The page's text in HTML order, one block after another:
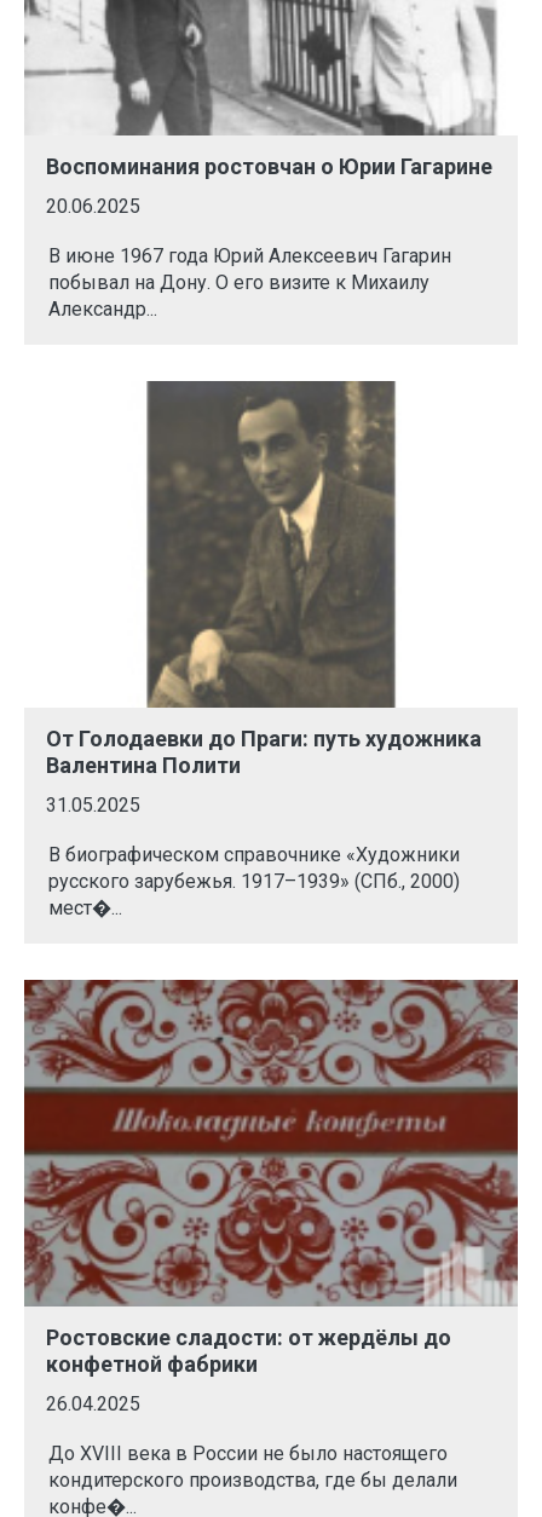
Воспоминания ростовчан о Юрии Гагарине
20.06.2025
В июне 1967 года Юрий Алексеевич Гагарин
побывал на Дону. О его визите к Михаилу
Александр...
От Голодаевки до Праги: путь художника
Валентина Полити
31.05.2025
В биографическом справочнике «Художники
русского зарубежья. 1917–1939» (СПб., 2000)
мест�...
Ростовские сладости: от жердёлы до
конфетной фабрики
26.04.2025
До XVIII века в России не было настоящего
кондитерского производства, где бы делали
конфе�...